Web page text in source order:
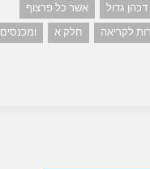
גדול
אשר כל פרצוף
לקריאה
חלק א ומכנסים